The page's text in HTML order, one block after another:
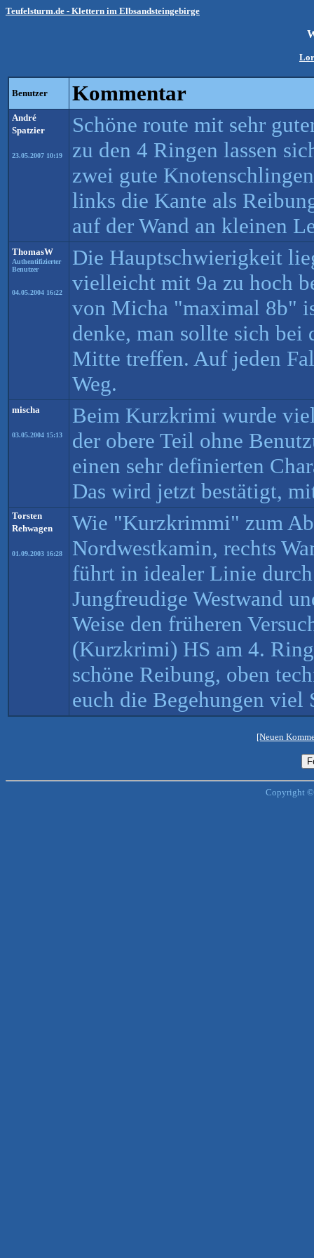
Teufelsturm.de - Klettern im Elbsandsteingebirge
Benutzer Kommentar
André
Spatzier
23.05.2007 10:19
Schöne route mit sehr
zu den 4 Ringen lassen
zwei gute
links die Kante als
auf der Wand an kleinen
ThomasW
Authentifizierter
Benutzer
04.05.2004 16:22
Die Hauptschwierigkeit
vielleicht mit 9a zu hoch
von Micha "maximal 8b"
denke, man sollte sich bei
Mitte treffen. Auf jeden
Weg.
mischa
03.05.2004 15:13
Beim Kurzkrimi wurde
der obere Teil ohne
einen sehr definierten
Das wird jetzt bestätigt,
Torsten
Rehwagen
01.09.2003 16:28
Wie "Kurzkrimmi" zum
Nordwestkamin, rechts
führt in idealer Linie
Jungfreudige Westwand
Weise den früheren
(Kurzkrimi) HS am 4.
schöne Reibung, oben
euch die Begehungen viel
[Neuen
Copyright ©